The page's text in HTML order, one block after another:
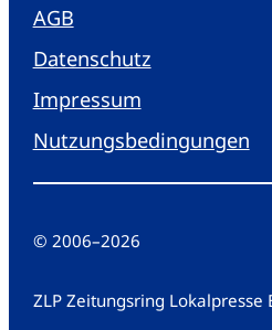
AGB
Datenschutz
Impressum
Nutzungsbedingungen
© 2006–2026
ZLP Zeitungsring Lokalpresse